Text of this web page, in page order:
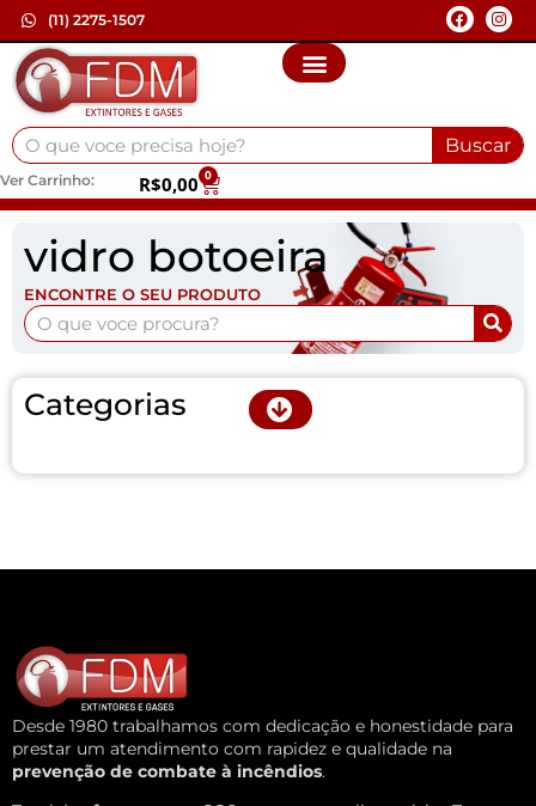
(11) 2275-1507
Buscar
Ver Carrinho: R$0,00 0
vidro botoeira
ENCONTRE O SEU PRODUTO
Categorias
Desde 1980 trabalhamos com dedicação e honestidade para
prestar um atendimento com rapidez e qualidade na
prevenção de combate à incêndios.